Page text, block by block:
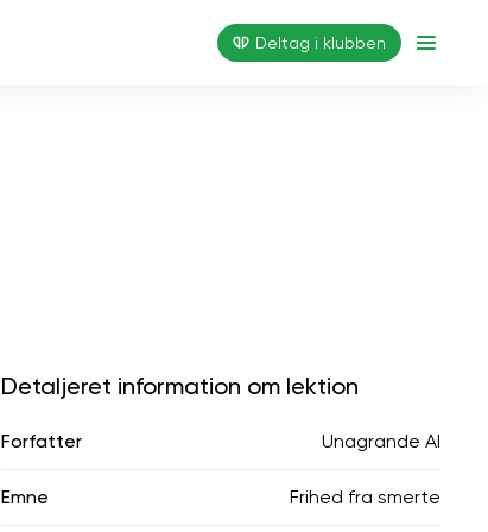
Deltag i klubben
Detaljeret information om lektion
Forfatter Unagrande AI
Emne Frihed fra smerte